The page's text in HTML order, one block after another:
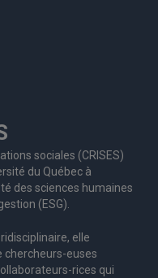
sociales (CRISES)
du Québec à
des sciences humaines
(ESG).
elle
chercheurs-euses
-rices qui